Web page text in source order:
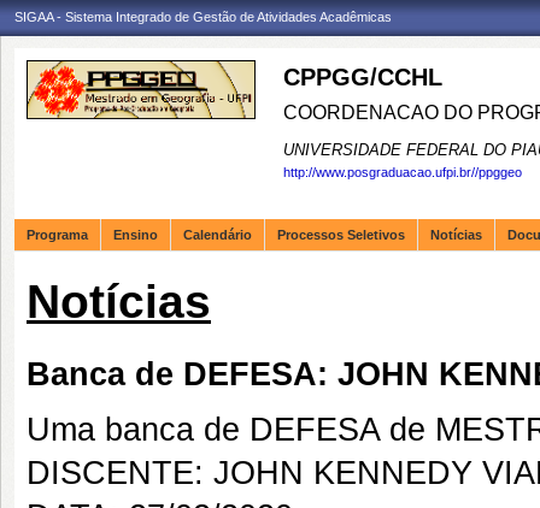
SIGAA - Sistema Integrado de Gestão de Atividades Acadêmicas
CPPGG/CCHL
COORDENACAO DO
UNIVERSIDADE FEDERAL DO
http://www.posgraduacao.ufpi.br//ppggeo
Programa Ensino Calendário Processos Seletivos Notícias
Notícias
Banca de DEFESA: JOHN
Uma banca de DEFESA de
DISCENTE: JOHN KENNEDY